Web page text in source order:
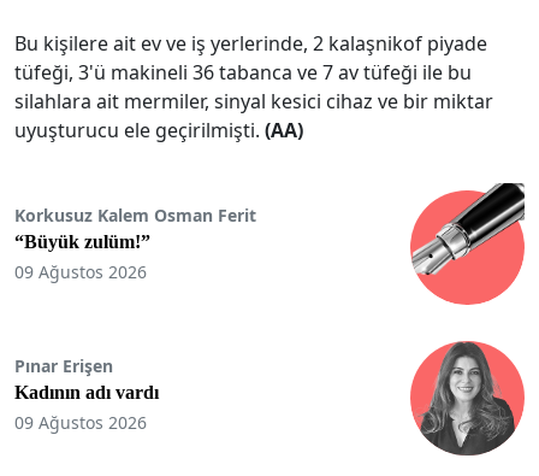
Bu kişilere ait ev ve iş yerlerinde, 2 kalaşnikof piyade
tüfeği, 3'ü makineli 36 tabanca ve 7 av tüfeği ile bu
silahlara ait mermiler, sinyal kesici cihaz ve bir miktar
uyuşturucu ele geçirilmişti. (AA)
Korkusuz Kalem Osman Ferit
“Büyük zulüm!”
09 Ağustos 2026
Pınar Erişen
Kadının adı vardı
09 Ağustos 2026